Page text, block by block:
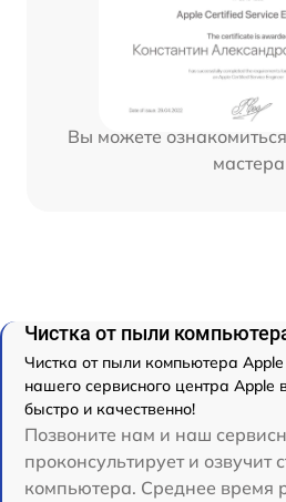
Вы можете
мастера
Чистка от пыли
Чистка от пыли компьютера
нашего сервисного центра Apple
быстро и качественно!
Позвоните нам и наш
проконсультирует и озвучит
компьютера. Среднее время